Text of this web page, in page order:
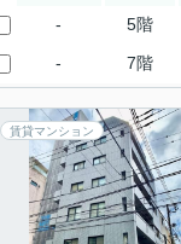
- 5階
- 7階
賃貸マンション